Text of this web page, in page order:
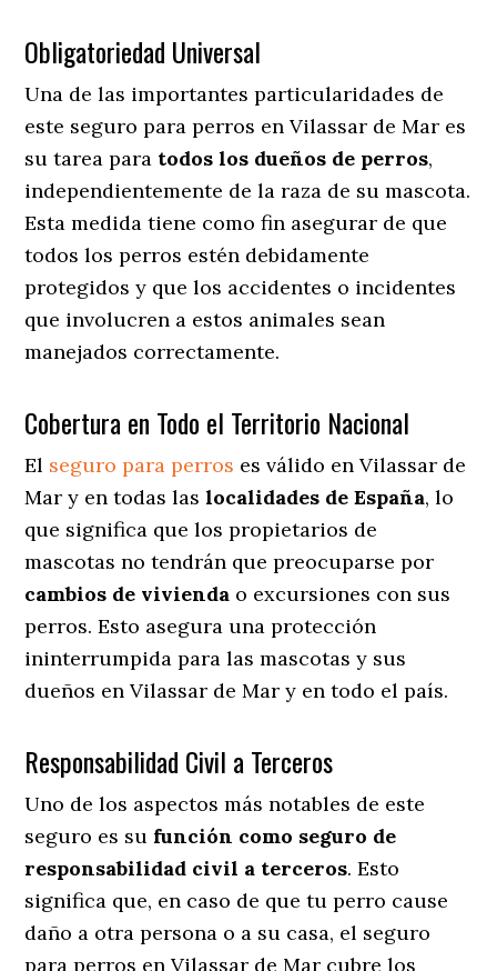
Obligatoriedad Universal
Una de las importantes particularidades de
este seguro para perros en Vilassar de Mar es
su tarea para todos los dueños de perros,
independientemente de la raza de su mascota.
Esta medida tiene como fin asegurar de que
todos los perros estén debidamente
protegidos y que los accidentes o incidentes
que involucren a estos animales sean
manejados correctamente.
Cobertura en Todo el Territorio Nacional
El seguro para perros es válido en Vilassar de
Mar y en todas laslocalidades de España, lo
que significa que los propietarios de
mascotas no tendrán que preocuparse por
cambios de vivienda o excursiones con sus
perros. Esto asegura una protección
ininterrumpida para las mascotas y sus
dueños en Vilassar de Mar y en todo el país.
Responsabilidad Civil a Terceros
Uno de los aspectos más notables de este
seguro es su función como seguro de
responsabilidad civil a terceros. Esto
significa que, en caso de que tu perro cause
daño a otra persona o a su casa, el seguro
para perros en Vilassar de Mar cubre los